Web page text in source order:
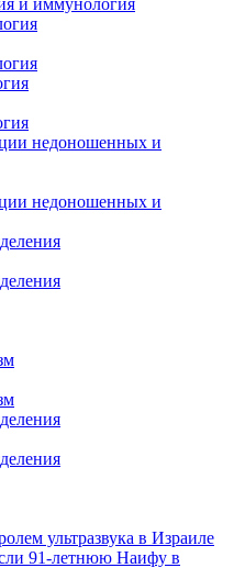
и иммунология
недоношенных и
недоношенных и
ультразвука в Израиле
91-летнюю Наифу в